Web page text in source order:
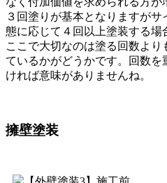
３回塗りが基本となりますが
態に応じて４回以上塗装する場
ここで大切なのは塗る回数よ
ているかがどうかです。回数
ければ意味がありませんね。
擁壁塗装